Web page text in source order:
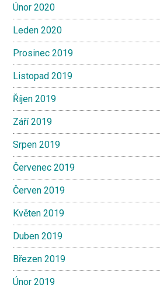
Únor 2020
Leden 2020
Prosinec 2019
Listopad 2019
Říjen 2019
Září 2019
Srpen 2019
Červenec 2019
Červen 2019
Květen 2019
Duben 2019
Březen 2019
Únor 2019